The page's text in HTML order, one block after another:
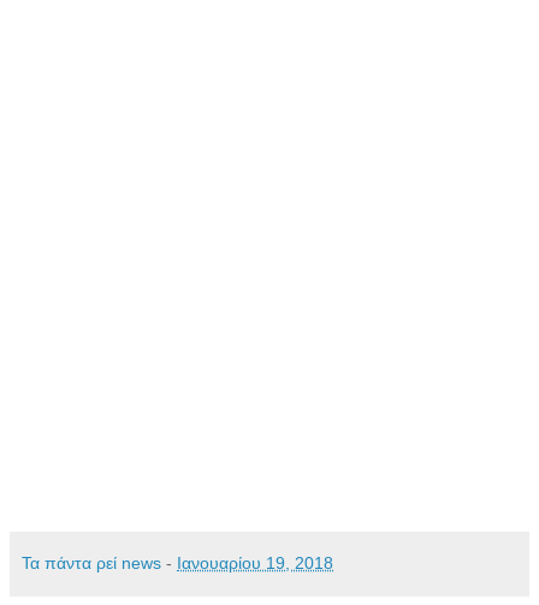
Τα πάντα ρεί news - Ιανουαρίου 19, 2018